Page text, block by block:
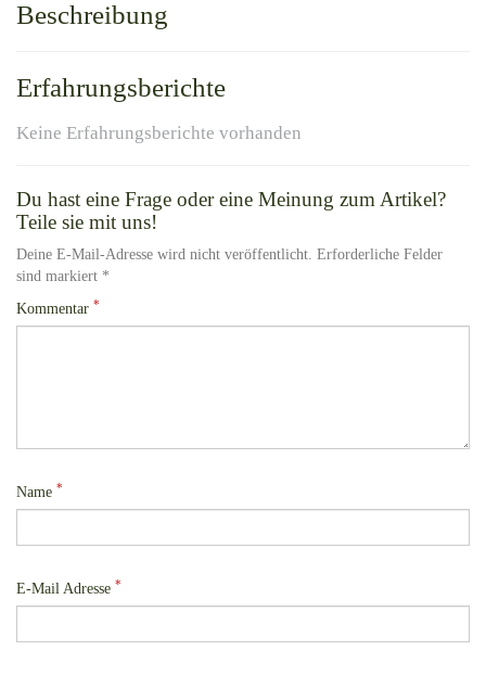
Beschreibung
Erfahrungsberichte
Keine Erfahrungsberichte vorhanden
Du hast eine Frage oder eine Meinung zum Artikel?
Teile sie mit uns!
Deine E-Mail-Adresse wird nicht veröffentlicht. Erforderliche Felder
sind markiert *
Kommentar *
Name *
E-Mail Adresse *